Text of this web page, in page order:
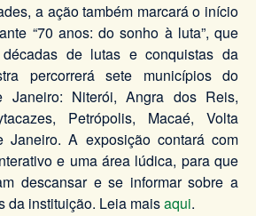
a ação também marcará o início
“70 anos: do sonho à luta”, que
de lutas e conquistas da
percorrerá sete municípios do
Niterói, Angra dos Reis,
Petrópolis, Macaé, Volta
A exposição contará com
e uma área lúdica, para que
descansar e se informar sobre a
da instituição. Leia maisaqui.